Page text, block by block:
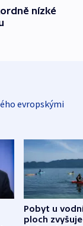
nízké
evropskými
Pobyt u
ploch zvyšuje